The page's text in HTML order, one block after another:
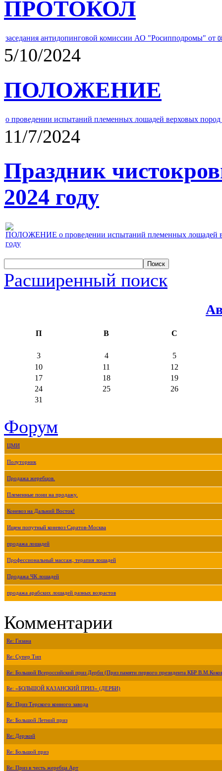
ПРОТОКОЛ
заседания антидопинговой комиссии АО "Росипподромы" от
5/10/2024
ПОЛОЖЕНИЕ
о проведении испытаний племенных лошадей верховых
11/7/2024
Праздник
2024 году
ПОЛОЖЕНИЕ о проведении испытаний племенных лошадей
году
Расширенный поиск
П В С
3 4
5
10
11
12
17
18
19
24
25
26
31
Форум
ЦМИ
Полуторник
Продажа жеребцов.
Племенные пони на продажу.
Коневоз на Дальний Восток!
Ищем попутный коневоз Саратов-Москва
продажа лошадей
Профессиональный массаж, терапия лошадей
Продажа ЧК лошадей
продажа арабских лошадей разных возрастов
Комментарии
Re: Гизана
Re: Супер Тип
Re: Большой Всероссийский приз Дерби (Приз памяти первого президента КБР
Re: «БОЛЬШОЙ КАЗАНСКИЙ ПРИЗ» (ДЕРБИ)
Re: Приз Терского конного завода
Re: Большой Летний приз
Re: Дерзкий
Re: Большой приз
Re: Приз в честь жеребца Арт